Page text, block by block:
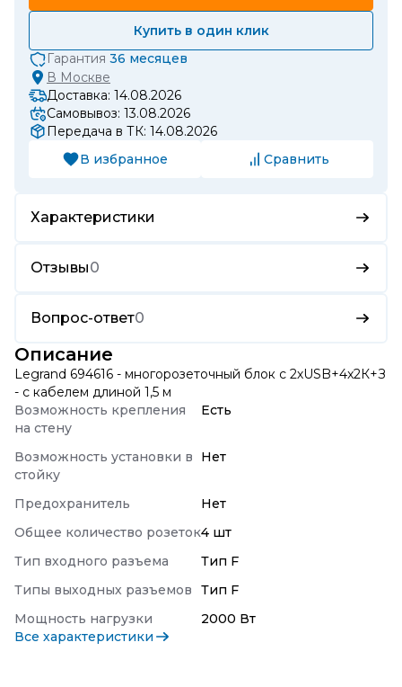
Купить в один клик
Гарантия 36 месяцев
В Москве
Доставка: 14.08.2026
Самовывоз: 13.08.2026
Передача в ТК: 14.08.2026
В избранное
Сравнить
Характеристики
Отзывы0
Вопрос-ответ0
Описание
Legrand 694616 - многорозеточный блок с 2хUSB+4x2К+З
- с кабелем длиной 1,5 м
Возможность крепления
на стену
Есть
Возможность установки в
стойку
Нет
Предохранитель
Нет
Общее количество розеток4 шт
Тип входного разъема
Тип F
Типы выходных разъемов
Тип F
Мощность нагрузки
2000 Вт
Все характеристики